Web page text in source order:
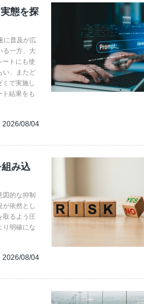
態を探
に普及が広
る一方、大
ートにも使
い、またど
で実施し
結果をも
2026/08/04
み込
的な抑制
が依然とし
取るよう圧
り明確にな
2026/08/04